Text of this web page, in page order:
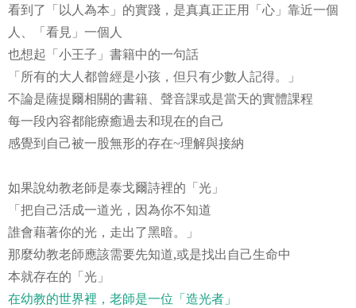
看到了「以人為本」的實踐，是真真正正用「心」靠近一個
人、
「看見 」 一個人
也想起「小王子」書籍中的一句話
「所有的大人都曾經是小孩，但只有少數人記得。」
不論是薩提爾相關的書籍、 聲音課或是當天的實體課程
每一段內容都能療癒過去和現在的自己
感覺到自己被一股無形的存在~理解與接納
如果說幼教老師是泰戈爾詩裡的「光」
「把自己活成一道光，因為你不知道
誰會藉著你的光，走出了黑暗。」
那麼幼教老師應該需要先知道,或是找出自己生命中
本就存在的「光」
在幼教的世界裡，老師是一位 「造光者 」